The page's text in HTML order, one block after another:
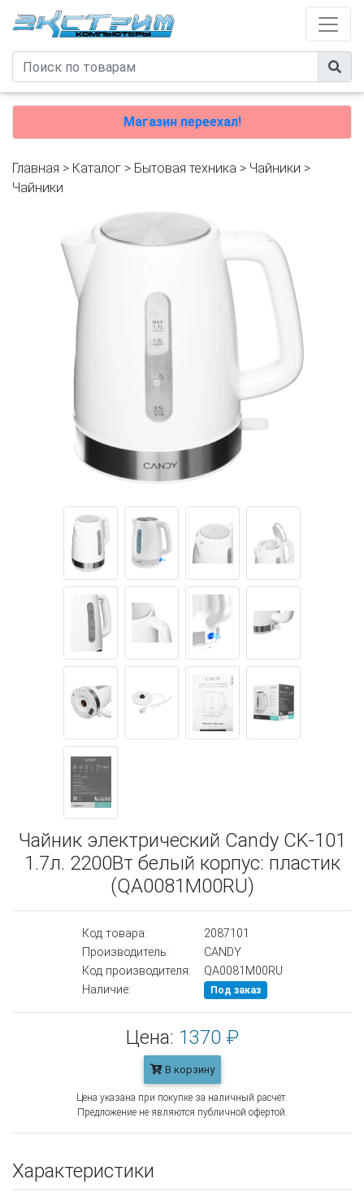
Магазин переехал!
Главная > Каталог > Бытовая техника > Чайники >
Чайники
Чайник электрический Candy CK-101
1.7л. 2200Вт белый корпус: пластик
(QA0081M00RU)
Код товара:
2087101
Производитель:
CANDY
Код производителя:
QA0081M00RU
Наличие:
Под заказ
Цена: 1370 ₽
В корзину
Цена указана при покупке за наличный расчёт.
Предложение не являются публичной офертой.
Характеристики